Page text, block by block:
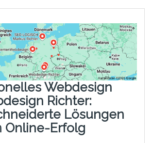
Webdesign
Richter:
Lösungen
Online-Erfolg